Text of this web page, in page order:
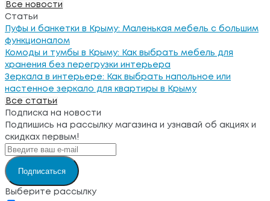
Все новости
Статьи
Пуфы и банкетки в Крыму: Маленькая мебель с большим
функционалом
Комоды и тумбы в Крыму: Как выбрать мебель для
хранения без перегрузки интерьера
Зеркала в интерьере: Как выбрать напольное или
настенное зеркало для квартиры в Крыму
Все статьи
Подписка на новости
Подпишись на рассылку магазина и узнавай об акциях и
скидках первым!
Подписаться
Выберите рассылку